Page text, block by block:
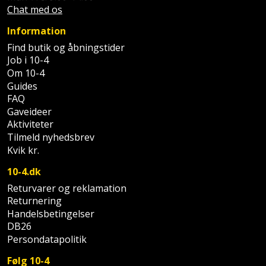
Tommestok
Tømrervinkel
Tragt
Ud-
og
aftrækker
Værktøjskasse
og
opbevaring
Værktøjssæt
Vaterpas
Rotationslaser
Rundsav
Rundsavsklinge
Rystepudser
Rystepudsertilbehør
Slagboremaskine
Slagnøgle
Slagnøgletilbehør
Slagskruetrækker
Støttemur
Støvsuger
Strygejern
Terrassevarmer
Tømidler
Trappevanger
Udebruser
afskærmning
Varme
Chat med os
Information
Find butik og åbningstider
Job i 10-4
Om 10-4
Guides
FAQ
Gaveideer
Aktiviteter
Tilmeld nyhedsbrev
Kvik kr.
10-4.dk
Returvarer og reklamation
Returnering
Handelsbetingelser
DB26
Persondatapolitik
Følg 10-4